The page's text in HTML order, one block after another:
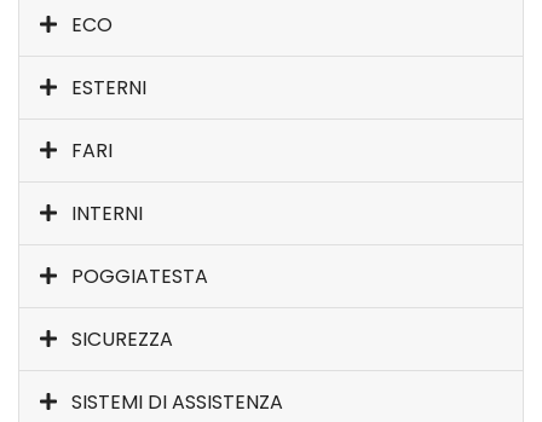
ECO
ESTERNI
FARI
INTERNI
POGGIATESTA
SICUREZZA
SISTEMI DI ASSISTENZA